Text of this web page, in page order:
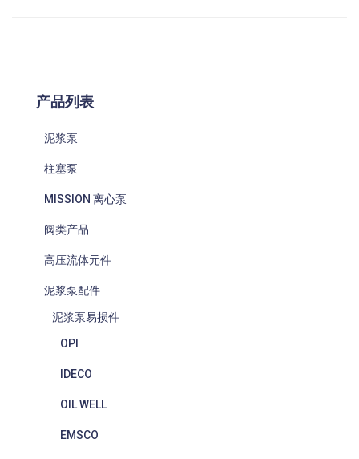
产品列表
泥浆泵
柱塞泵
MISSION 离心泵
阀类产品
高压流体元件
泥浆泵配件
泥浆泵易损件
OPI
IDECO
OIL WELL
EMSCO